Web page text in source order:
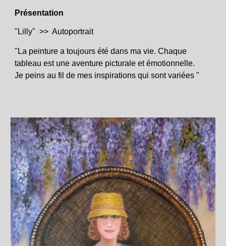
Présentation
"Lilly" >> Autoportrait
"La peinture a toujours été dans ma vie. Chaque
tableau est une aventure picturale et émotionnelle.
Je peins au fil de mes inspirations qui sont variées "